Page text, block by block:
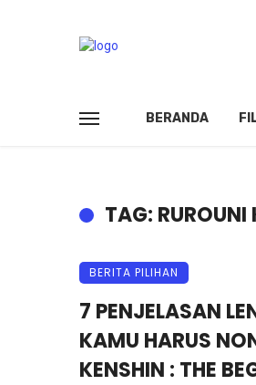
BERANDA
TAG: RUROUNI
BERITA PILIHAN
7 PENJELASAN
KAMU HARUS
KENSHIN : THE